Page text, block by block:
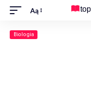
Aą
Biologia